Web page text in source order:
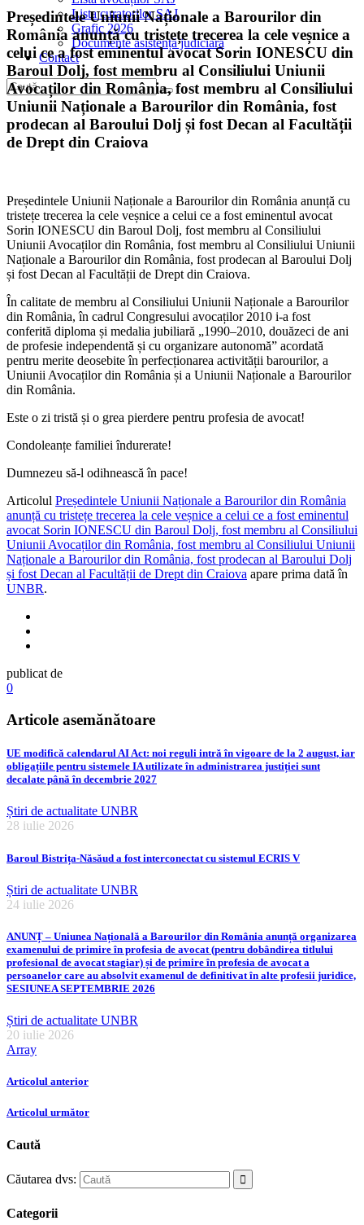
Lista curatorilor SAJ
Grafic 2026
Documente asistență judiciară
Contact
Președintele Uniunii Naționale a Barourilor din
România anunță cu tristețe trecerea la cele veșnice a
celui ce a fost eminentul avocat Sorin IONESCU din
Baroul Dolj, fost membru al Consiliului Uniunii
Avocaților din România, fost membru al Consiliului
Uniunii Naționale a Barourilor din România, fost
prodecan al Baroului Dolj și fost Decan al Facultății
de Drept din Craiova
Președintele Uniunii Naționale a Barourilor din România anunță cu
tristețe trecerea la cele veșnice a celui ce a fost eminentul avocat
Sorin IONESCU din Baroul Dolj, fost membru al Consiliului
Uniunii Avocaților din România, fost membru al Consiliului Uniunii
Naționale a Barourilor din România, fost prodecan al Baroului Dolj
și fost Decan al Facultății de Drept din Craiova.
În calitate de membru al Consiliului Uniunii Naționale a Barourilor
din România, în cadrul Congresului avocaților 2010 i-a fost
conferită diploma și medalia jubiliară „1990–2010, douăzeci de ani
de profesie independentă și cu organizare autonomă” acordată
pentru merite deosebite în perfecționarea activității barourilor, a
Uniunii Avocaților din România și a Uniunii Naționale a Barourilor
din România.
Este o zi tristă și o grea pierdere pentru profesia de avocat!
Condoleanțe familiei îndurerate!
Dumnezeu să-l odihnească în pace!
Articolul Președintele Uniunii Naționale a Barourilor din România
anunță cu tristețe trecerea la cele veșnice a celui ce a fost eminentul
avocat Sorin IONESCU din Baroul Dolj, fost membru al Consiliului
Uniunii Avocaților din România, fost membru al Consiliului Uniunii
Naționale a Barourilor din România, fost prodecan al Baroului Dolj
și fost Decan al Facultății de Drept din Craiova apare prima dată în
UNBR.
publicat de
0
Articole asemănătoare
UE modifică calendarul AI Act: noi reguli intră în vigoare de la 2 august, iar
obligațiile pentru sistemele IA utilizate în administrarea justiției sunt
decalate până în decembrie 2027
Știri de actualitate UNBR
28 iulie 2026
Baroul Bistrița-Năsăud a fost interconectat cu sistemul ECRIS V
Știri de actualitate UNBR
24 iulie 2026
ANUNȚ – Uniunea Națională a Barourilor din România anunță organizarea
examenului de primire în profesia de avocat (pentru dobândirea titlului
profesional de avocat stagiar) și de primire în profesia de avocat a
persoanelor care au absolvit examenul de definitivat în alte profesii juridice,
SESIUNEA SEPTEMBRIE 2026
Știri de actualitate UNBR
20 iulie 2026
Array
Articolul anterior
Articolul următor
Caută
Căutarea dvs:
Categorii